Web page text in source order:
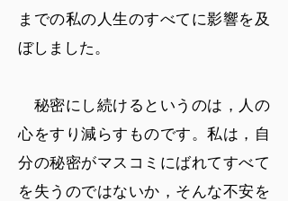
までの私の人生のすべてに影響を及
ぼしました。
秘密にし続けるというのは，人の
心をすり減らすものです。私は，自
分の秘密がマスコミにばれてすべて
を失うのではないか，そんな不安を